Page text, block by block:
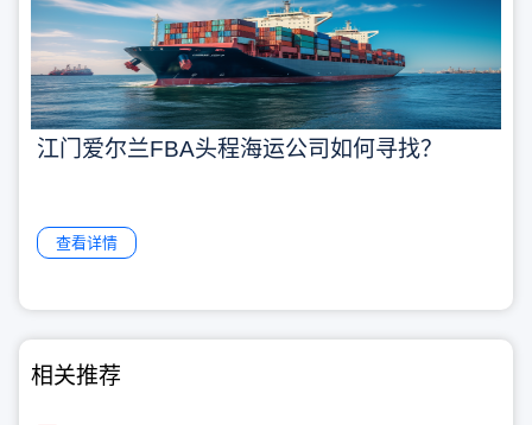
江门爱尔兰FBA头程海运公司如何寻找？
查看详情
相关推荐